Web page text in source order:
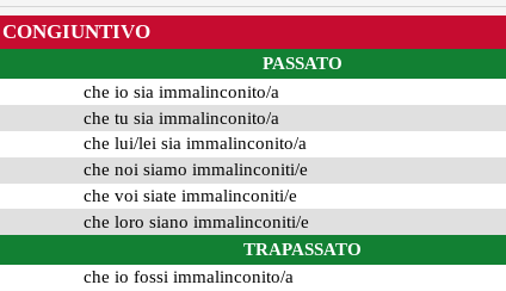
CONGIUNTIVO
PASSATO
che io sia immalinconito/a
che tu sia immalinconito/a
che lui/lei sia immalinconito/a
che noi siamo immalinconiti/e
che voi siate immalinconiti/e
che loro siano immalinconiti/e
TRAPASSATO
che io fossi immalinconito/a